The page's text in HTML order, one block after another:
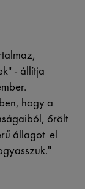
- állítja
hogy a
őrölt
állagot el